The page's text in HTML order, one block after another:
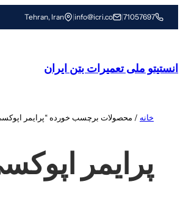
رفتن
به
71057697
|
info@icri.co
|
Tehran, Iran
انستیتو ملی تعمیرات بتن ایران
خانه / محصولات برچسب خورده “پرایمر
پرایمر